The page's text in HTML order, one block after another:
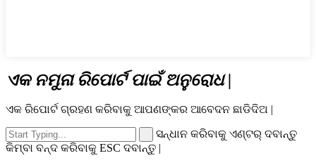
ଏକ ନମୁନା ରିପୋର୍ଟ ପାଇଁ ଅନୁରୋଧ |
ଏକ ରିପୋର୍ଟ ଗ୍ରହଣ କରିବାକୁ ଆପଣଙ୍କର ଆବେଦନ ଛାଡିଦିଅ |
ସନ୍ଧାନ କରିବାକୁ ଏଣ୍ଟର୍ ଦବାନ୍ତୁ
କିମ୍ବା ବନ୍ଦ କରିବାକୁ ESC ଦବାନ୍ତୁ |